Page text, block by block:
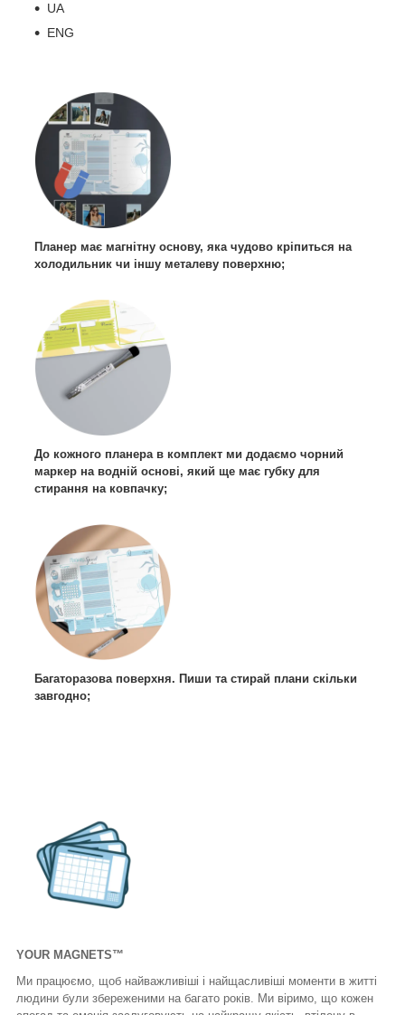
UA
ENG
Планер має магнітну основу, яка чудово кріпиться на
холодильник чи іншу металеву поверхню;
До кожного планера в комплект ми додаємо чорний
маркер на водній основі, який ще має губку для
стирання на ковпачку;
Багаторазова поверхня. Пиши та стирай плани скільки
завгодно;
YOUR MAGNETS™
Ми працюємо, щоб найважливіші і найщасливіші моменти в житті
людини були збереженими на багато років. Ми віримо, що кожен